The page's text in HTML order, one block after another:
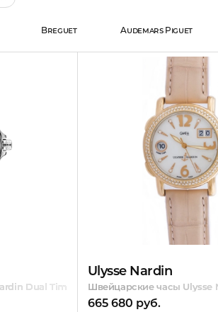
Breguet Audemars Piguet
Dual Time Lady
Ulysse Nardin
Швейцарские часы Ulysse
665 680 руб.